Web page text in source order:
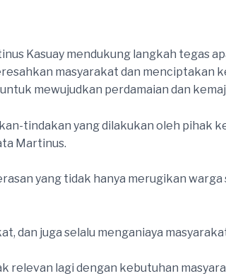
Kasuay mendukung langkah tegas
masyarakat dan menciptakan
mewujudkan perdamaian dan
tindakan yang dilakukan oleh pihak
Martinus.
yang tidak hanya merugikan
dan juga selalu menganiaya
relevan lagi dengan kebutuhan